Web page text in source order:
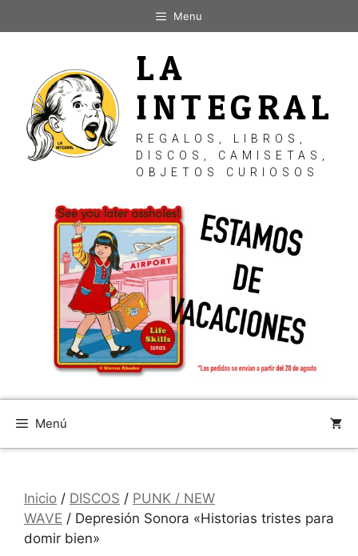
al
Menu
LA
INTEGRAL
REGALOS, LIBROS,
DISCOS, CAMISETAS,
OBJETOS CURIOSOS
Menú
Inicio / DISCOS / PUNK / NEW
WAVE / Depresión Sonora «Historias tristes para
domir bien»